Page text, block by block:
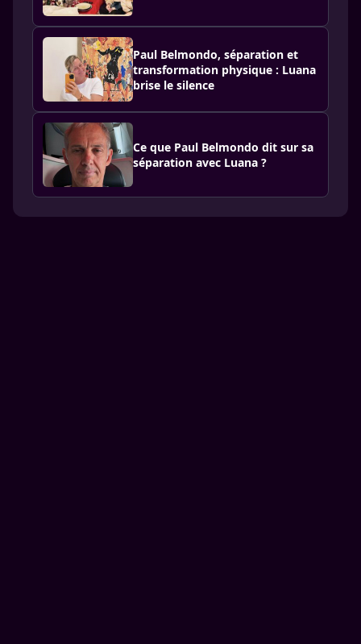
Paul Belmondo, séparation et
transformation physique : Luana
brise le silence
Ce que Paul Belmondo dit sur sa
séparation avec Luana ?